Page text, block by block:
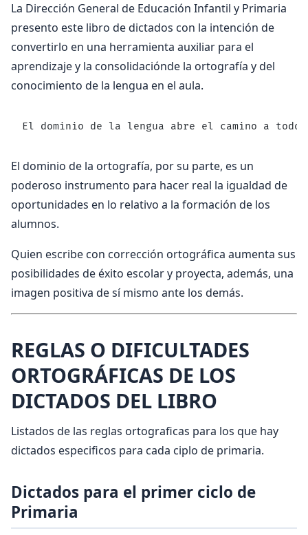
La Dirección General de Educación Infantil y Primaria
presento este libro de dictados con la intención de
convertirlo en una herramienta auxiliar para el
aprendizaje y la consolidaciónde la ortografía y del
conocimiento de la lengua en el aula.
El dominio de la lengua abre el camino a
El dominio de la ortografía, por su parte, es un
poderoso instrumento para hacer real la igualdad de
oportunidades en lo relativo a la formación de los
alumnos.
Quien escribe con corrección ortográfica aumenta sus
posibilidades de éxito escolar y proyecta, además, una
imagen positiva de sí mismo ante los demás.
REGLAS O DIFICULTADES
ORTOGRÁFICAS DE LOS
DICTADOS DEL LIBRO
Listados de las reglas ortograficas para los que hay
dictados especificos para cada ciplo de primaria.
Dictados para el primer ciclo de
Primaria